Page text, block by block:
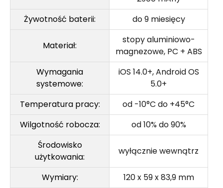
Żywotność baterii:
do 9 miesięcy
Materiał:
stopy aluminiowo-
magnezowe, PC + ABS
Wymagania
systemowe:
iOS 14.0+, Android OS
5.0+
Temperatura pracy:
od -10°C do +45°C
Wilgotność robocza:
od 10% do 90%
Środowisko
użytkowania:
wyłącznie wewnątrz
Wymiary:
120 x 59 x 83,9 mm